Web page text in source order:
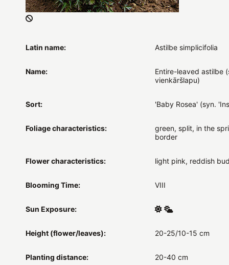
Latin name: Astilbe simplicifolia
Name:
Entire-leaved astilbe
vienkāršlapu)
Sort: 'Baby Rosea' (syn.
Foliage characteristics:
green, split, in the
border
Flower characteristics: light pink, reddish
Blooming Time: VIII
Sun Exposure:
Height (flower/leaves): 20-25/10-15 cm
Planting distance: 20-40 cm